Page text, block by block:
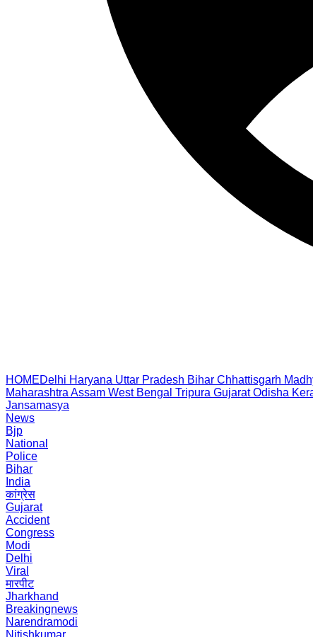
HOMEDelhi Haryana Uttar Pradesh Bihar Chhattisgarh
Maharashtra Assam West Bengal Tripura Gujarat Odisha
Jansamasya
News
Bjp
National
Police
Bihar
India
कांग्रेस
Gujarat
Accident
Congress
Modi
Delhi
Viral
मारपीट
Jharkhand
Breakingnews
Narendramodi
Nitishkumar